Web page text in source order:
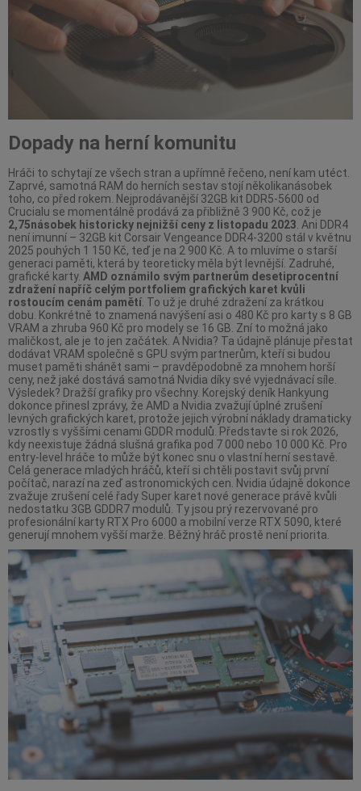
Dopady na herní komunitu
Hráči to schytají ze všech stran a upřímně řečeno, není kam utéct.
Zaprvé, samotná RAM do herních sestav stojí několikanásobek
toho, co před rokem. Nejprodávanější 32GB kit DDR5-5600 od
Crucialu se momentálně prodává za přibližně 3 900 Kč, což je
2,75násobek historicky nejnižší ceny z listopadu 2023. Ani DDR4
není imunní – 32GB kit Corsair Vengeance DDR4-3200 stál v květnu
2025 pouhých 1 150 Kč, teď je na 2 900 Kč. A to mluvíme o starší
generaci paměti, která by teoreticky měla být levnější. Zadruhé,
grafické karty. AMD oznámilo svým partnerům desetiprocentní
zdražení napříč celým portfoliem grafických karet kvůli
rostoucím cenám pamětí. To už je druhé zdražení za krátkou
dobu. Konkrétně to znamená navýšení asi o 480 Kč pro karty s 8 GB
VRAM a zhruba 960 Kč pro modely se 16 GB. Zní to možná jako
maličkost, ale je to jen začátek. A Nvidia? Ta údajně plánuje přestat
dodávat VRAM společně s GPU svým partnerům, kteří si budou
muset paměti shánět sami – pravděpodobně za mnohem horší
ceny, než jaké dostává samotná Nvidia díky své vyjednávací síle.
Výsledek? Dražší grafiky pro všechny. Korejský deník Hankyung
dokonce přinesl zprávy, že AMD a Nvidia zvažují úplné zrušení
levných grafických karet, protože jejich výrobní náklady dramaticky
vzrostly s vyššími cenami GDDR modulů. Představte si rok 2026,
kdy neexistuje žádná slušná grafika pod 7 000 nebo 10 000 Kč. Pro
entry-level hráče to může být konec snu o vlastní herní sestavě.
Celá generace mladých hráčů, kteří si chtěli postavit svůj první
počítač, narazí na zeď astronomických cen. Nvidia údajně dokonce
zvažuje zrušení celé řady Super karet nové generace právě kvůli
nedostatku 3GB GDDR7 modulů. Ty jsou prý rezervované pro
profesionální karty RTX Pro 6000 a mobilní verze RTX 5090, které
generují mnohem vyšší marže. Běžný hráč prostě není priorita.